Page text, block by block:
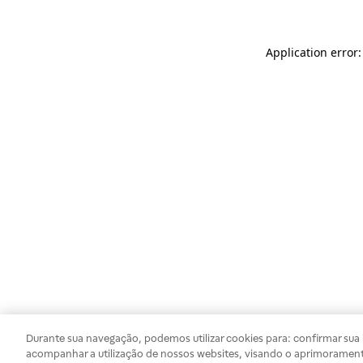
Application
Durante sua navegação, podemos utilizar cookies para: confirmar
acompanhar a utilização de nossos websites, visando o